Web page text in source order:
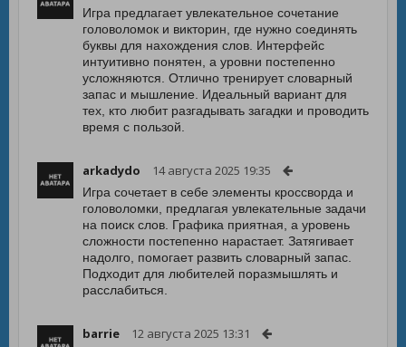
Игра предлагает увлекательное сочетание
головоломок и викторин, где нужно соединять
буквы для нахождения слов. Интерфейс
интуитивно понятен, а уровни постепенно
усложняются. Отлично тренирует словарный
запас и мышление. Идеальный вариант для
тех, кто любит разгадывать загадки и проводить
время с пользой.
arkadydo 14 августа 2025 19:35
Игра сочетает в себе элементы кроссворда и
головоломки, предлагая увлекательные задачи
на поиск слов. Графика приятная, а уровень
сложности постепенно нарастает. Затягивает
надолго, помогает развить словарный запас.
Подходит для любителей поразмышлять и
расслабиться.
barrie 12 августа 2025 13:31